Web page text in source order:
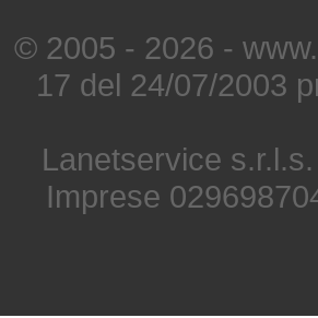
© 2005 - 2026 -
17 del 24/07/2003
Lanetservice
Imprese